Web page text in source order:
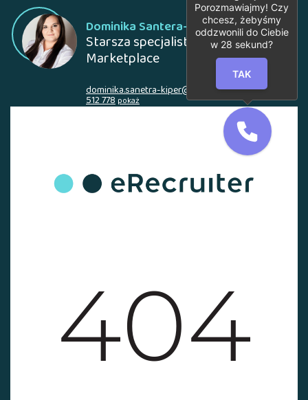
Dominika Santera-Kiper
Starsza specjalistka ds. rozwoju HR
Marketplace
dominika.sanetra-kiper@erecruiter.pl
512 778pokaż
Porozmawiajmy! Czy
chcesz, żebyśmy
oddzwonili do Ciebie
w 28 sekund?
TAK